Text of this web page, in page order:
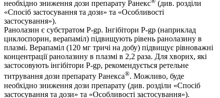
необхідно зниження дози препарату Ранекс
(див. розділи
«Спосіб застосування та дози» та «Особливості
застосування»).
Ранолазин є субстратом P-gp. Інгібітори P-gp (наприклад
циклоспорин, верапаміл) підвищують рівень ранолазину в
плазмі. Верапаміл (120 мг тричі на добу) підвищує рівноважні
концентрації ранолазину в плазмі в 2,2 раза. Для хворих, які
застосовують інгібітори P-gp, рекомендується ретельне
титрування дози препарату Ранекса®. Можливо, буде
необхідно зниження дози препарату (див. розділи «Спосіб
застосування та дози» та «Особливості застосування»).